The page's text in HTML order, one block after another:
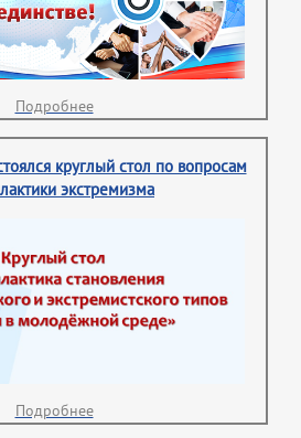
Подробнее
круглый стол по вопросам
экстремизма
Подробнее